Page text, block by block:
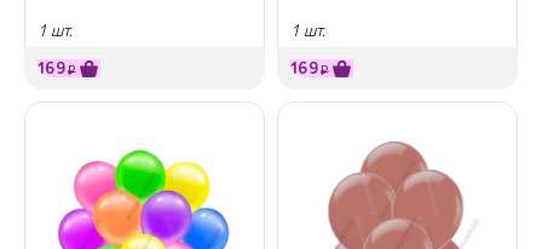
1 шт.
169₽
1 шт.
169₽